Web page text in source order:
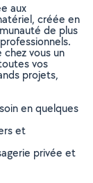
aux
créée en
de plus
vous un
vos
projets,
en quelques
et
privée et